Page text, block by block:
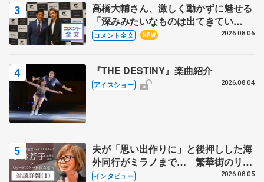
高橋大輔さん、激しく動かずに魅せる
「深みみたいなものは出てきてい
る？」 〝兄さん〟と慕うレジェンド
コメント全文 NEW 2026.08.06
『THE DESTINY』楽曲紹介
アイスショー 2026.08.04
夫が「思い出作りに」と後押しした海
外同行がミラノまで… 繁華街のリン
クでは不良のお兄さんも味方に 小林
インタビュー 2026.08.05